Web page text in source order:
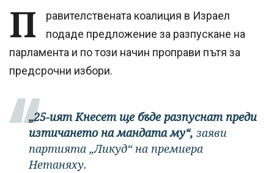
П
равителствената коалиция в Израел
подаде предложение за разпускане на
парламента и по този начин проправи пътя за
предсрочни избори.
„25-ият Кнесет ще бъде разпуснат преди
изтичането на мандата му“, заяви
партията „Ликуд“ на премиера
Нетаняху.